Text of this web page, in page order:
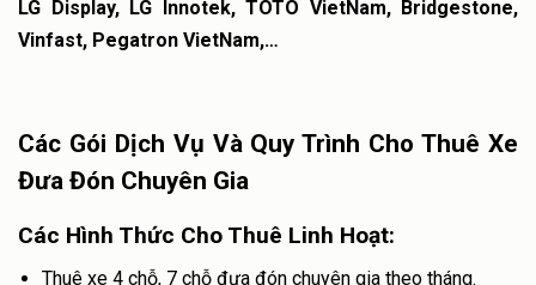
LG Display, LG Innotek, TOTO VietNam, Bridgestone,
Vinfast, Pegatron VietNam,…
Các Gói Dịch Vụ Và Quy Trình Cho Thuê Xe
Đưa Đón Chuyên Gia
Các Hình Thức Cho Thuê Linh Hoạt:
Thuê xe 4 chỗ, 7 chỗ đưa đón chuyên gia theo tháng.